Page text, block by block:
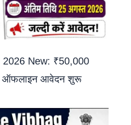
New: ₹50,000
ऑफलाइन आवेदन शुरू